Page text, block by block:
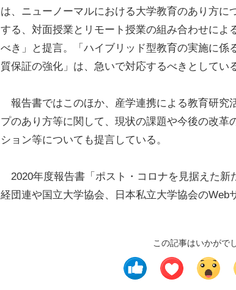
は、ニューノーマルにおける大学教育のあり方に
する、対面授業とリモート授業の組み合わせによ
べき」と提言。「ハイブリッド型教育の実施に係
質保証の強化」は、急いで対応するべきとしてい
報告書ではこのほか、産学連携による教育研究
プのあり方等に関して、現状の課題や今後の改革
ション等についても提言している。
2020年度報告書「ポスト・コロナを見据えた新
経団連や国立大学協会、日本私立大学協会のWeb
この記事はいかがで